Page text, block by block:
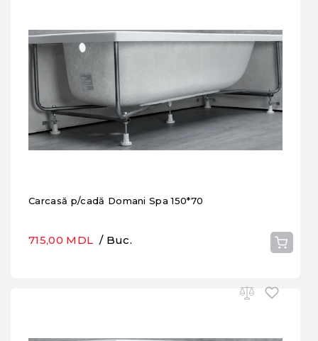
Carcasă p/cadă Domani Spa 150*70
715,00 MDL / Buc.